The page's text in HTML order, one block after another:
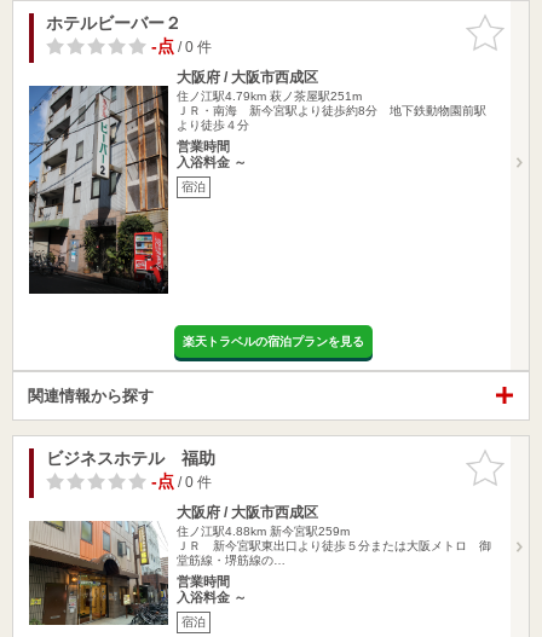
お気に入
りに追加
ホテルビーバー２
-点/ 0 件
大阪府 / 大阪市西成区
住ノ江駅4.79km 萩ノ茶屋駅251m
ＪＲ・南海 新今宮駅より徒歩約8分 地下鉄動物園前駅
より徒歩４分
営業時間
入浴料金 ～
宿泊
楽天トラベルの宿泊プランを見る
関連情報から探す
お気に入
りに追加
ビジネスホテル 福助
-点/ 0 件
大阪府 / 大阪市西成区
住ノ江駅4.88km 新今宮駅259m
ＪＲ 新今宮駅東出口より徒歩５分または大阪メトロ 御
堂筋線・堺筋線の…
営業時間
入浴料金 ～
宿泊